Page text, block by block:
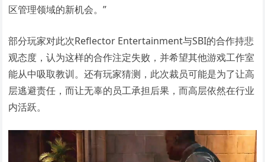
区管理领域的新机会。”
部分玩家对此次Reflector Entertainment与SBI的合作持悲
观态度，认为这样的合作注定失败，并希望其他游戏工作室
能从中吸取教训。还有玩家猜测，此次裁员可能是为了让高
层逃避责任，而让无辜的员工承担后果，而高层依然在行业
内活跃。